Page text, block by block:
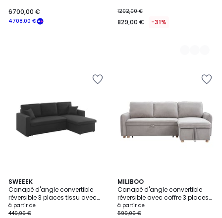
4708,00 €
6700,00 € 1202,00 €
829,00 € -31%
SWEEEK
Canapé d'angle convertible
réversible 3 places tissu avec
coffre SMILE
à partir de
449,99 €
3,9
/ 5
3
Couleurs
MILIBOO
Canapé d'angle convertible
réversible avec coffre 3 places
en tissu chenille et bois clair
ORSO
à partir de
599,00 €
2
Couleurs